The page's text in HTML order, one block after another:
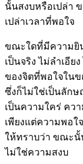
นั้นสงบหรือเปล่า
เปล่าเวลาที่พอใจ
ขณะใดที่มีความยิ
เป็นจริง ไม่ลำเอีย
ของจิตที่พอใจใน
ซึ่งก็ไม่ใช่เป็นลัก
เป็นความใคร่ คว
เพียงแต่ความพอใ
ให้ทราบว่า ขณะนั้
ไม่ใช่ความสงบ